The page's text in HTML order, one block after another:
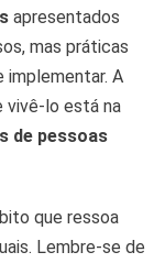
apresentados
mas práticas
implementar. A
vivê-lo está na
de pessoas
que ressoa
Lembre-se de